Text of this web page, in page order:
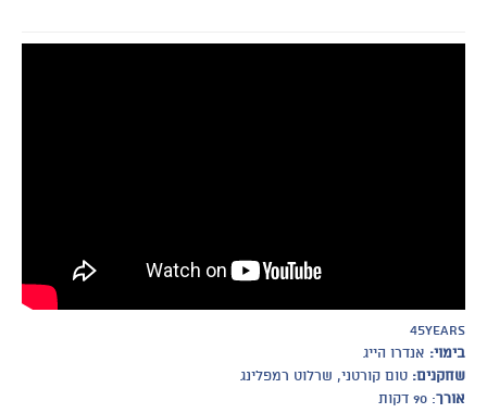
45years
בימוי: אנדרו הייג
שחקנים: טום קורטני, שרלוט רמפלינג
אורך: 90 דקות